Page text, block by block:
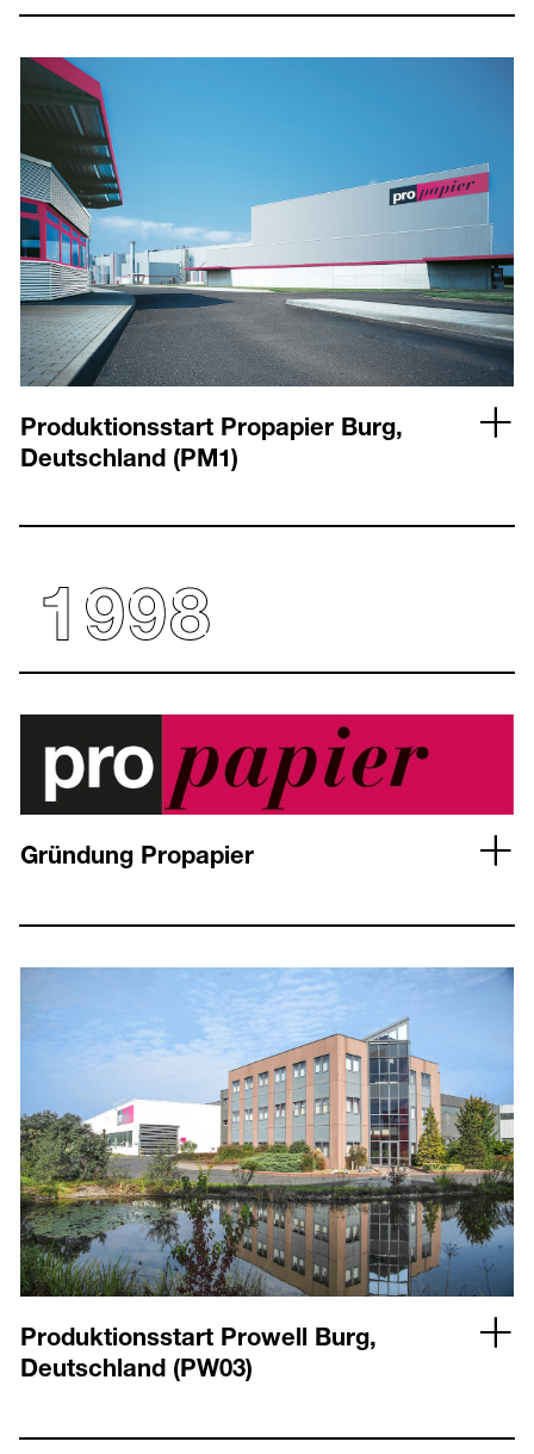
Produktionsstart Propapier Burg,
Deutschland (PM1)
Gründung Propapier
Produktionsstart Prowell Burg,
Deutschland (PW03)